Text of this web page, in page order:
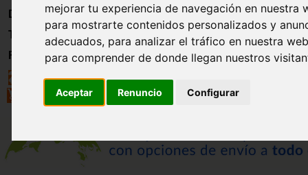
mejorar tu experiencia de navegación en nuestra
para mostrarte contenidos personalizados y
adecuados, para analizar el tráfico en nuestra
para comprender de donde llegan nuestros
Aceptar Renuncio Configurar
Directorio
Trabajo
Registro